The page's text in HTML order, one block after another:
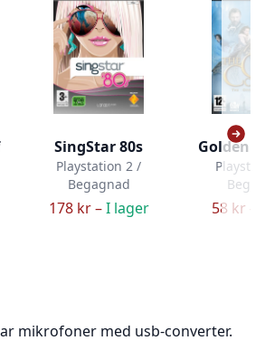
SingStar 80s
Playstation 2 /
Begagnad
178 kr –I lager
Golden
58 kr –
mikrofoner med usb-converter.